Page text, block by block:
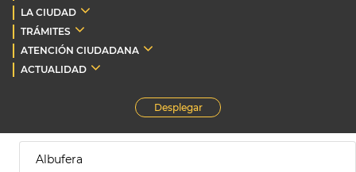
LA CIUDAD
TRÁMITES
ATENCIÓN CIUDADANA
ACTUALIDAD
Desplegar
Albufera